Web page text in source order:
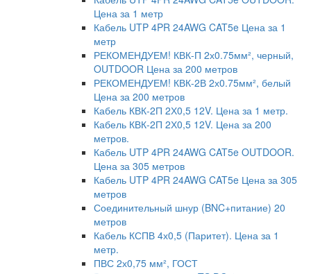
Цена за 1 метр
Кабель UTP 4PR 24AWG CAT5e Цена за 1
метр
РЕКОМЕНДУЕМ! КВК-П 2х0.75мм², черный,
OUTDOOR Цена за 200 метров
РЕКОМЕНДУЕМ! КВК-2В 2х0.75мм², белый
Цена за 200 метров
Кабель КВК-2П 2Х0,5 12V. Цена за 1 метр.
Кабель КВК-2П 2Х0,5 12V. Цена за 200
метров.
Кабель UTP 4PR 24AWG CAT5e OUTDOOR.
Цена за 305 метров
Кабель UTP 4PR 24AWG CAT5e Цена за 305
метров
Соединительный шнур (BNC+питание) 20
метров
Кабель КСПВ 4х0,5 (Паритет). Цена за 1
метр.
ПВС 2х0,75 мм², ГОСТ